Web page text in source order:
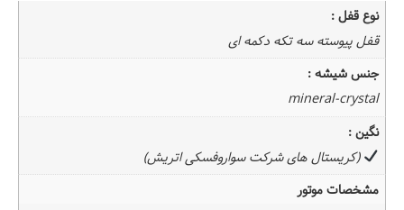
نوع قفل :
قفل پیوسته سه تکه دکمه ای
جنس شیشه :
mineral-crystal
نگین :
(کریستال های شرکت سواروفسکی اتریش)
مشخصات موتور